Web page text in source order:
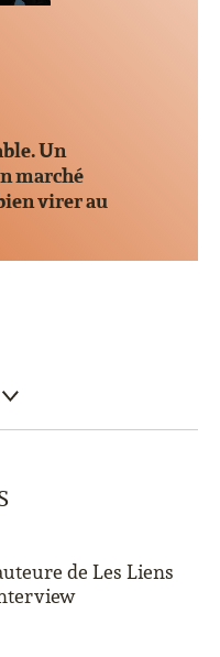
Un
marché
virer au
de Les Liens